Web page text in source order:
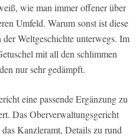
wie man immer offener über
Umfeld. Warum sonst ist diese
Weltgeschichte unterwegs. Im
mit all den schlimmen
nur sehr gedämpft.
eine passende Ergänzung zu
Das Oberverwaltungsgericht
Kanzleramt, Details zu rund